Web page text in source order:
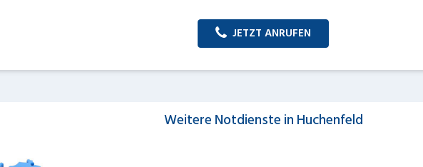
JETZT ANRUFEN
Weitere Notdienste in Huchenfeld